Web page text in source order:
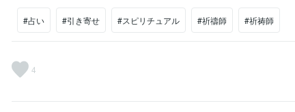
#占い #引き寄せ #スピリチュアル #祈禱師 #祈祷師
4